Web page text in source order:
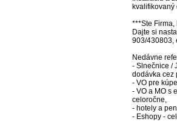
kvalifikovaný
***Ste
Dajte si
903/430803,
Nedávne
- Slnečnice /
dodávka cez
- VO pre
- VO a MO s
celoročne,
- hotely a
- Eshopy -